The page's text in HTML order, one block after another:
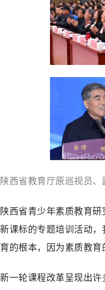
陕西省教育厅原巡视员
陕西省青少年素质教育
新课标的专题培训活动
育的根本，因为素质教育
新一轮课程改革呈现出许